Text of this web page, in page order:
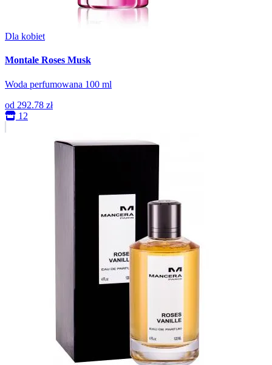
Dla kobiet
Montale Roses Musk
Woda perfumowana 100 ml
od 292.78 zł
12